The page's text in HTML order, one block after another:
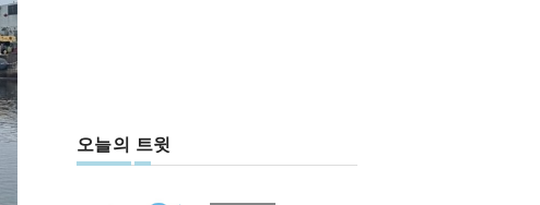
오늘의 트윗